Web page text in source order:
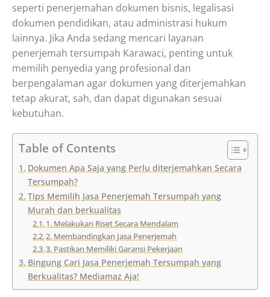
seperti penerjemahan dokumen bisnis, legalisasi
dokumen pendidikan, atau administrasi hukum
lainnya. Jika Anda sedang mencari layanan
penerjemah tersumpah Karawaci, penting untuk
memilih penyedia yang profesional dan
berpengalaman agar dokumen yang diterjemahkan
tetap akurat, sah, dan dapat digunakan sesuai
kebutuhan.
Table of Contents
Dokumen Apa Saja yang Perlu diterjemahkan Secara
Tersumpah?
Tips Memilih Jasa Penerjemah Tersumpah yang
Murah dan berkualitas
1. Melakukan Riset Secara Mendalam
2. Membandingkan Jasa Penerjemah
3. Pastikan Memiliki Garansi Pekerjaan
Bingung Cari Jasa Penerjemah Tersumpah yang
Berkualitas? Mediamaz Aja!